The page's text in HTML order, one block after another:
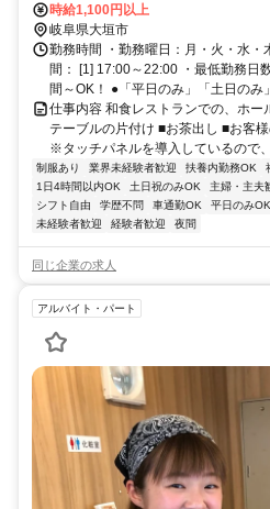
線 垂井南口徒歩約39分、ＪＲ東海道
交差点から車で2分
時給1,100円以上
岐阜県大垣市
勤務時間 ・勤務曜日：月・火・水・
間： [1] 17:00～22:00 ・最低勤務日
間～OK！ ●「平日のみ」「土日のみ
仕事内容 和食レストランでの、ホ
テーブルの片付け ■お茶出し ■お客
※タッチパネルを導入しているので
制服あり 業界未経験者歓迎 扶養内勤務OK
1日4時間以内OK
土日祝のみOK 主婦・主夫
シフト自由
学歴不問 車通勤OK 平日のみOK
未経験者歓迎
経験者歓迎 夜間
同じ企業の求人
アルバイト・パート